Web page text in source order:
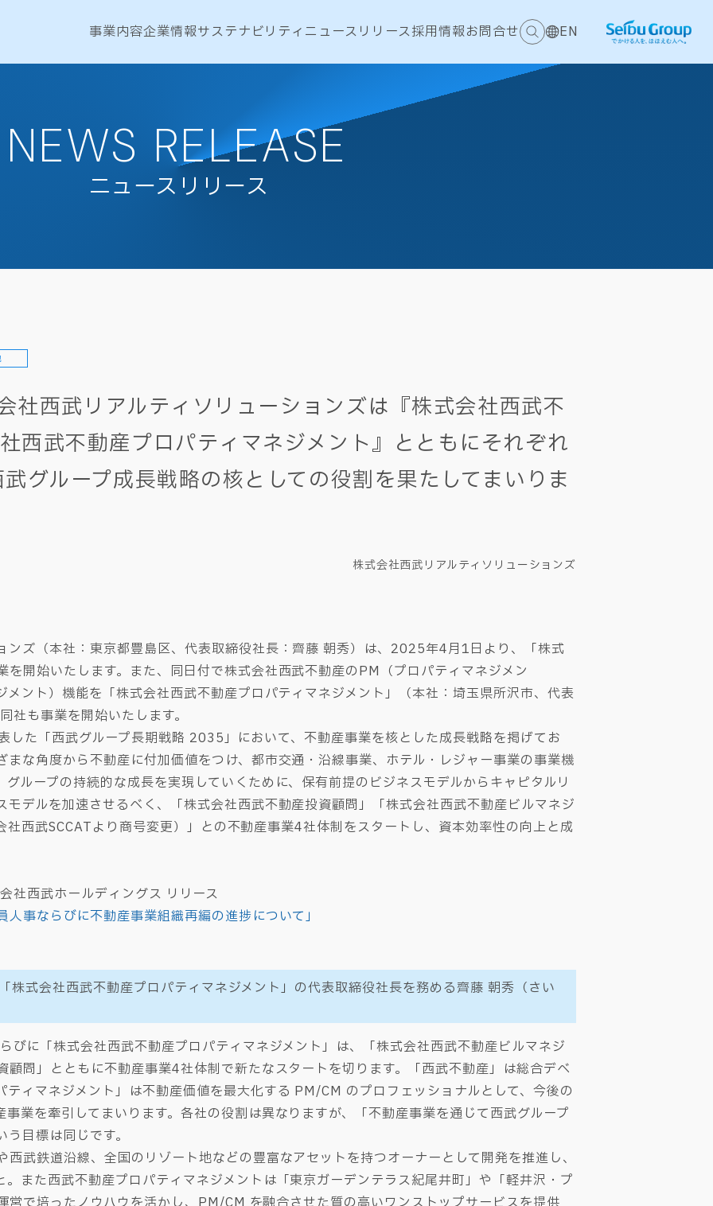
事業内容企業情報サステナビリティ ニュースリリース採用情報お問合せ EN
NEWS RELEASE
ニュースリリース
西武リアルティソリューションズは『株式会社西武不
武不動産プロパティマネジメント』とともにそれぞれ
グループ成長戦略の核としての役割を果たしてまいりま
株式会社西武リアルティソリューションズ
ンズ（本社：東京都豊島区、代表取締役社長：齊藤 朝秀）は、2025年4月1日より、「株式
を開始いたします。また、同日付で株式会社西武不動産のPM（プロパティマネジメン
ント）機能を「株式会社西武不動産プロパティマネジメント」（本社：埼玉県所沢市、代表
社も事業を開始いたします。
た「西武グループ長期戦略 2035」において、不動産事業を核とした成長戦略を掲げてお
まな角度から不動産に付加価値をつけ、都市交通・沿線事業、ホテル・レジャー事業の事業機
ループの持続的な成長を実現していくために、保有前提のビジネスモデルからキャピタルリ
モデルを加速させるべく、「株式会社西武不動産投資顧問」「株式会社西武不動産ビルマネジ
西武SCCATより商号変更）」との不動産事業4社体制をスタートし、資本効率性の向上と成
西武ホールディングス リリース
事ならびに不動産事業組織再編の進捗について」
株式会社西武不動産プロパティマネジメント」の代表取締役社長を務める齊藤 朝秀（さい
びに「株式会社西武不動産プロパティマネジメント」は、「株式会社西武不動産ビルマネジ
顧問」とともに不動産事業4社体制で新たなスタートを切ります。「西武不動産」は総合デベ
ィマネジメント」は不動産価値を最大化する PM/CM のプロフェッショナルとして、今後の
業を牽引してまいります。各社の役割は異なりますが、「不動産事業を通じて西武グループ
目標は同じです。
武鉄道沿線、全国のリゾート地などの豊富なアセットを持つオーナーとして開発を推進し、
また西武不動産プロパティマネジメントは「東京ガーデンテラス紀尾井町」や「軽井沢・プ